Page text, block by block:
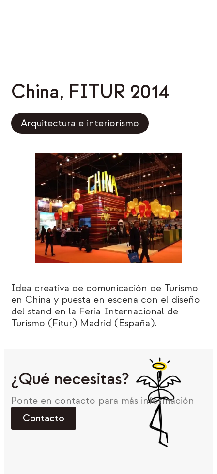
China, FITUR 2014
Arquitectura e interiorismo
Idea creativa de comunicación de Turismo
en China y puesta en escena con el diseño
del stand en la Feria Internacional de
Turismo (Fitur) Madrid (España).
¿Qué necesitas?
Ponte en contacto para más información
Contacto